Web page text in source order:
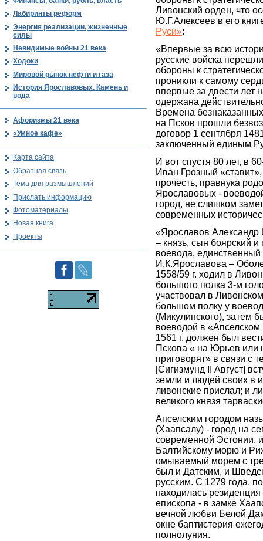
Ливонский орден, что
Ю.Г.Алексеев в его
Руси»:
«Впервые за всю
русские войска
обороны к
проникли к самому
впервые за двести лет
одержана
Времена
на Псков прошли
договор 1 сентября
заключенный единым
И вот спустя 80 лет, в
Иван Грозный
прочесть, правнука
Ярославовых -
город, не слишком
современных
«Ярославов
– князь, сын боярский и
воевода, единственный
И.К.Ярославова –
1558/59 г. ходил в
большого полка 3-м
участвовал в
большом полку у
(Микулинского), затем
воеводой в
1561 г. должен был
Пскова « на Юрьев или
приговорят» в связи с
[Сигизмунд II Август]
земли и людей своих в
ливонские прислал; и
великого князя
Апселским городом
(Хаапсалу) - город на
современной Эстонии,
Балтийскому морю и
омываемый морем с
был и Датским, и
русским. С 1279 года,
находилась резиденция
епископа - в замке
вечной любви Белой
окне баптистерия
полнолуния.
Лабиринты реформ
Энергия реализации, жизненные
силы
Невидимые войны 21 века
Ходоки
Мировой рынок нефти и газа
История Ярославовых. Камень и
вода
Афоризмы 21 века
«Умное кафе»
Карта сайта
Обратная связь
Тема для размышлений
Прислать информацию
Фотоматериалы
Новая книга
Проекты